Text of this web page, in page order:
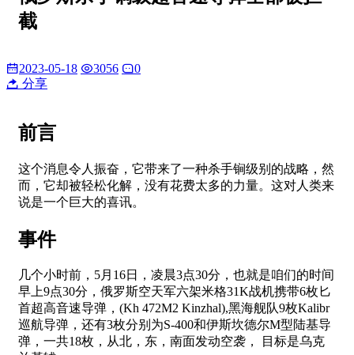
截
2023-05-18 3056
0
分享
前言
这个消息令人振奋，它带来了一种杀手锏级别的战略，然
而，它却被轻松化解，没有花费太多的力量。这对人类来
说是一个巨大的喜讯。
事件
几个小时前，5月16日，凌晨3点30分，也就是咱们的时间
早上9点30分，俄罗斯空天军六架米格31K战机携带6枚匕
首超高音速导弹，(Kh 472M2 Kinzhal),黑海舰队9枚Kalibr
巡航导弹，还有3枚分别为S-400和伊斯坎德尔M型陆基导
弹，一共18枚，从北，东，南面发动空袭， 目标是乌克